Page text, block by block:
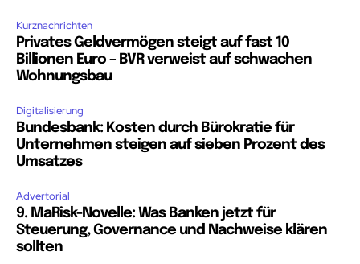
Kurznachrichten
Privates Geldvermögen steigt auf fast 10
Billionen Euro – BVR verweist auf schwachen
Wohnungsbau
Digitalisierung
Bundesbank: Kosten durch Bürokratie für
Unternehmen steigen auf sieben Prozent des
Umsatzes
Advertorial
9. MaRisk-Novelle: Was Banken jetzt für
Steuerung, Governance und Nachweise klären
sollten